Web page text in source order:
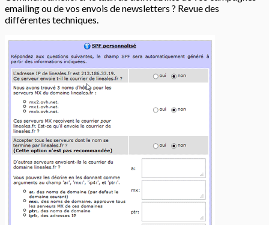
emailing ou de vos envois de newsletters ? Revue des
différentes techniques.